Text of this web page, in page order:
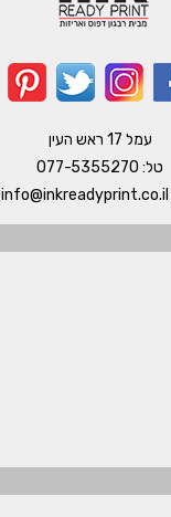
עמל 17 ראש העין
טל: 077-5355270
info@inkreadyprint.co.il